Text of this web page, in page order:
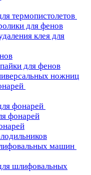
термопистолетов
для фенов
клея для
для фенов
ножниц
фонарей
фонарей
машин
шлифовальных